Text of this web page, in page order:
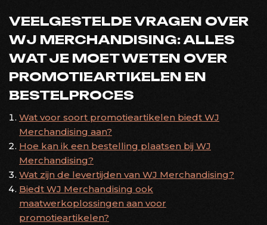
VEELGESTELDE VRAGEN OVER
WJ MERCHANDISING: ALLES
WAT JE MOET WETEN OVER
PROMOTIEARTIKELEN EN
BESTELPROCES
Wat voor soort promotieartikelen biedt WJ
Merchandising aan?
Hoe kan ik een bestelling plaatsen bij WJ
Merchandising?
Wat zijn de levertijden van WJ Merchandising?
Biedt WJ Merchandising ook
maatwerkoplossingen aan voor
promotieartikelen?